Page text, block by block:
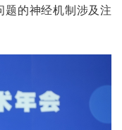
题的神经机制涉及注